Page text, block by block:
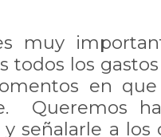
muy
todos los
en
Queremos
señalarle a